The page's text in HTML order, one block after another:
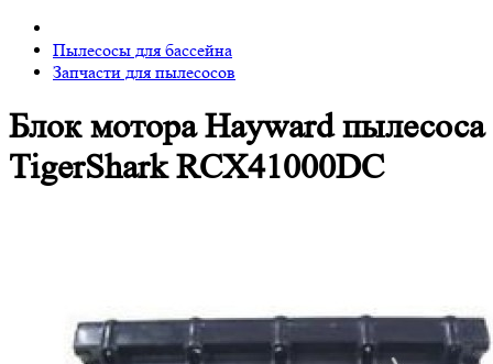
Пылесосы для бассейна
Запчасти для пылесосов
Блок мотора Hayward пылесоса
TigerShark RCX41000DC